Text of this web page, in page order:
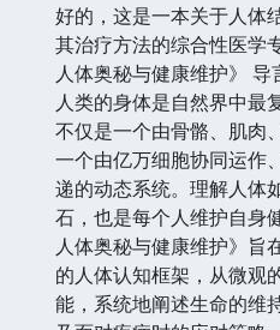
好的，这是一本关于人体
其治疗方法的综合性医学
人体奥秘与健康维护》
人类的身体是自然界中最
不仅是一个由骨骼、肌肉
一个由亿万细胞协同运作
递的动态系统。理解人体
石，也是每个人维护自身
人体奥秘与健康维护》旨
的人体认知框架，从微观
能，系统地阐述生命的维